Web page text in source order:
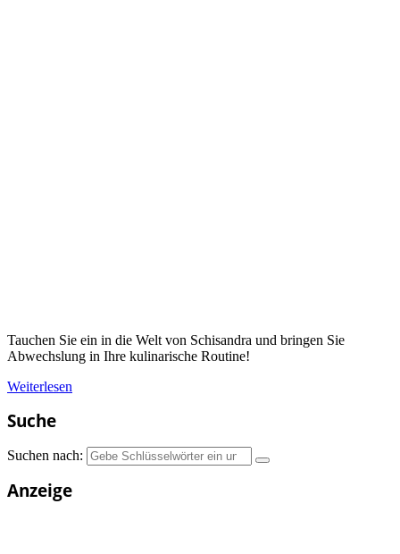
Tauchen Sie ein in die Welt von Schisandra und bringen Sie
Abwechslung in Ihre kulinarische Routine!
Weiterlesen
Suche
Suchen nach:
Anzeige